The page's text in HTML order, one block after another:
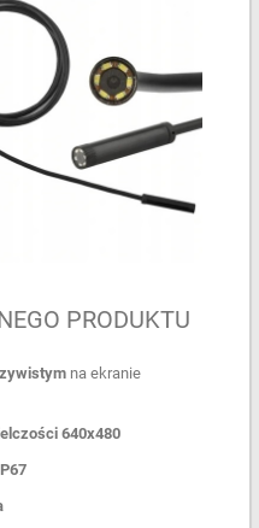
PRODUKTU
na ekranie
640x480